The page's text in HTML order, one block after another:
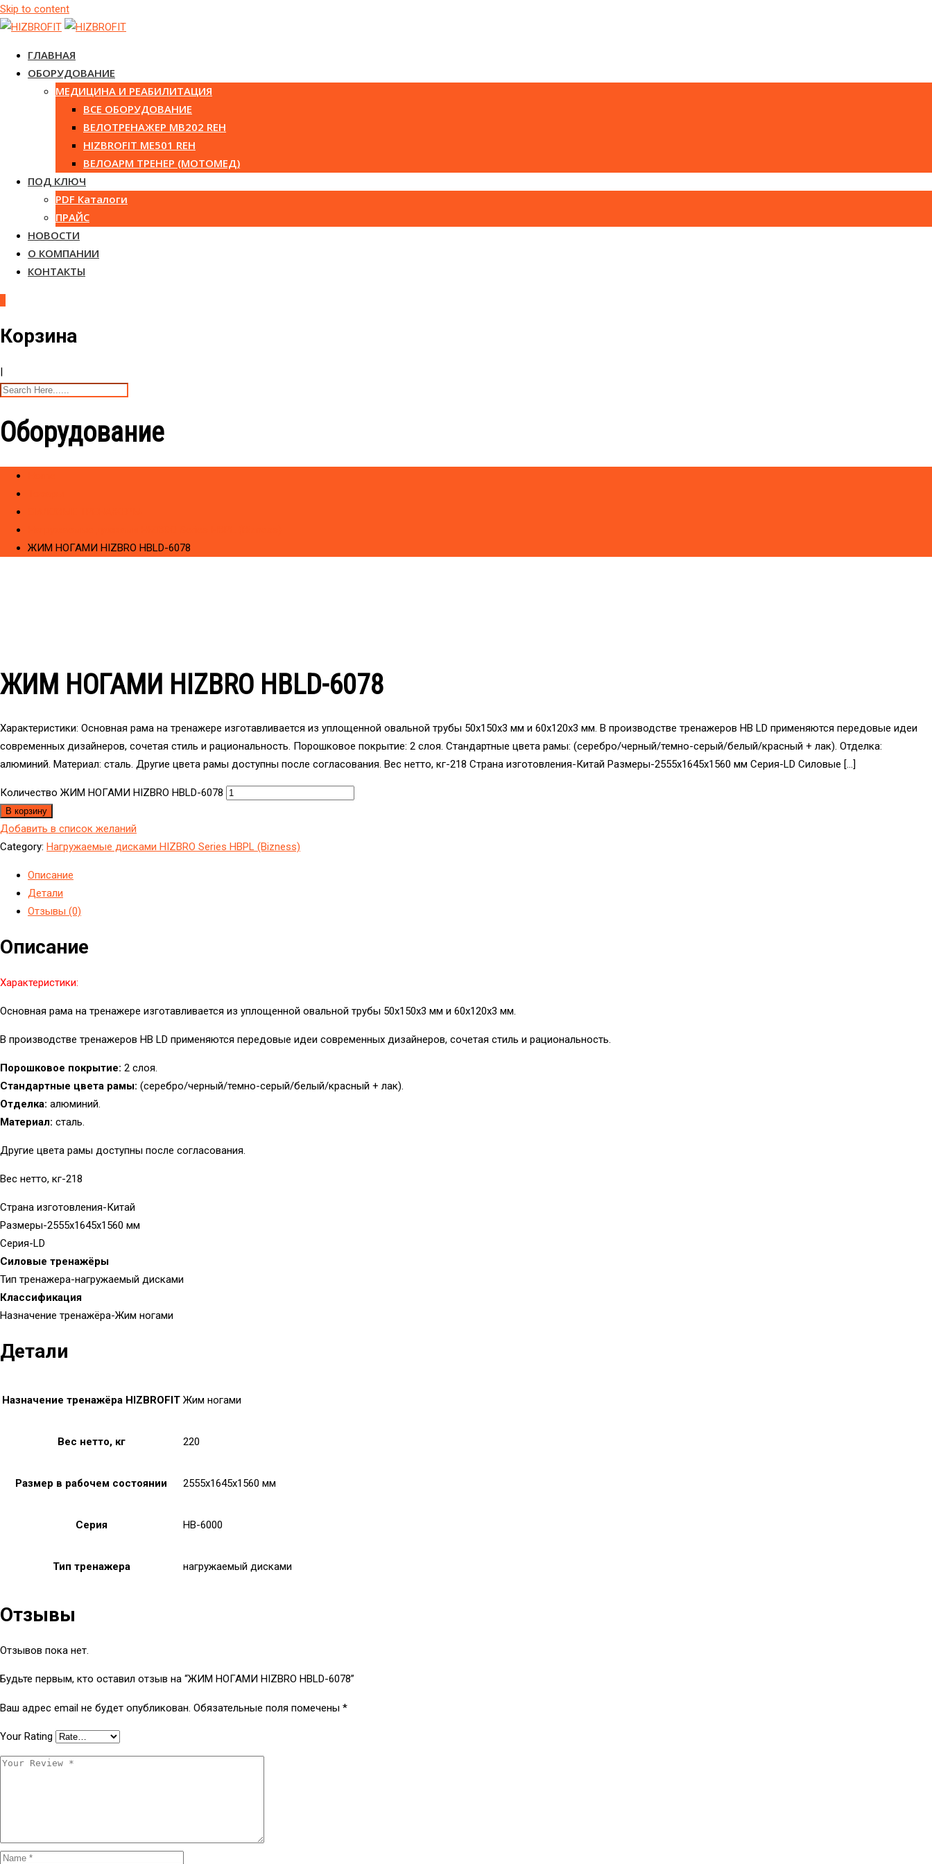
Skip to content
ГЛАВНАЯ
ОБОРУДОВАНИЕ
МЕДИЦИНА И РЕАБИЛИТАЦИЯ
ВСЕ ОБОРУДОВАНИЕ
ВЕЛОТРЕНАЖЕР MB202 REH
HIZBROFIT ME501 REH
ВЕЛОАРМ ТРЕНЕР (МОТОМЕД)
ПОД КЛЮЧ
PDF Каталоги
ПРАЙС
НОВОСТИ
О КОМПАНИИ
КОНТАКТЫ
Корзина
Оборудование
ЖИМ НОГАМИ HIZBRO HBLD-6078
ЖИМ НОГАМИ HIZBRO HBLD-6078
Характеристики: Основная рама на тренажере изготавливается из уплощенной овальной трубы 50x150x3 мм и 60x120x3 мм. В производстве тренажеров HB LD применяются передовые идеи
современных дизайнеров, сочетая стиль и рациональность. Порошковое покрытие: 2 слоя. Стандартные цвета рамы: (серебро/черный/темно-серый/белый/красный + лак). Отделка:
алюминий. Материал: сталь. Другие цвета рамы доступны после согласования. Вес нетто, кг-218 Страна изготовления-Китай Размеры-2555x1645x1560 мм Серия-LD Силовые […]
Количество ЖИМ НОГАМИ HIZBRO HBLD-6078
В корзину
Добавить в список желаний
Category: Hагружаемые дисками HIZBRO Series HBPL (Bizness)
Описание
Детали
Отзывы (0)
Описание
Характеристики:
Основная рама на тренажере изготавливается из уплощенной овальной трубы 50x150x3 мм и 60x120x3 мм.
В производстве тренажеров HB LD применяются передовые идеи современных дизайнеров, сочетая стиль и рациональность.
Порошковое покрытие: 2 слоя.
Стандартные цвета рамы: (серебро/черный/темно-серый/белый/красный + лак).
Отделка: алюминий.
Материал: сталь.
Другие цвета рамы доступны после согласования.
Вес нетто, кг-218
Страна изготовления-Китай
Размеры-2555x1645x1560 мм
Серия-LD
Силовые тренажёры
Тип тренажера-нагружаемый дисками
Классификация
Назначение тренажёра-Жим ногами
Детали
Назначение тренажёра HIZBROFIT Жим ногами
Вес нетто, кг 220
Размер в рабочем состоянии 2555x1645x1560 мм
Серия HB-6000
Тип тренажера нагружаемый дисками
Отзывы
Отзывов пока нет.
Будьте первым, кто оставил отзыв на “ЖИМ НОГАМИ HIZBRO HBLD-6078”
Ваш адрес email не будет опубликован. Обязательные поля помечены *
Your Rating